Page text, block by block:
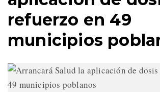
refuerzo en 49
municipios